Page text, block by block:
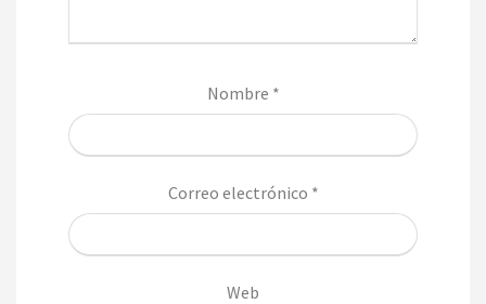
Nombre *
Correo electrónico *
Web